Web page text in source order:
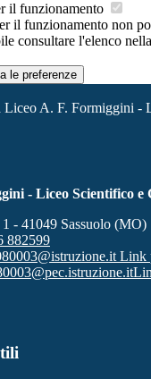
il funzionamento
il funzionamento non
consultare l'elenco
le preferenze
Liceo A. F. Formiggini -
- Liceo Scientifico e
- 41049 Sassuolo (MO)
882599
Link